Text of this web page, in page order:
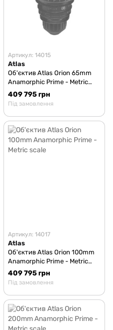
Артикул: 14015
Atlas
Об'єктив Atlas Orion 65mm
Anamorphic Prime - Metric
scale
409 795 грн
Під замовлення
Артикул: 14017
Atlas
Об'єктив Atlas Orion 100mm
Anamorphic Prime - Metric
scale
409 795 грн
Під замовлення